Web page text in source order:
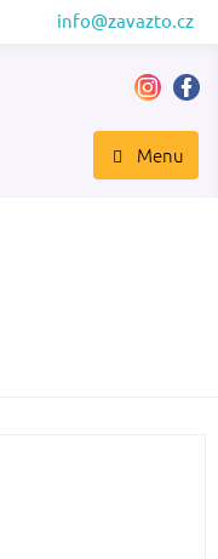
info@zavazto.cz